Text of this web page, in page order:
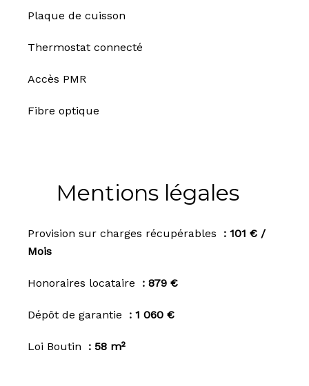
Plaque de cuisson
Thermostat connecté
Accès PMR
Fibre optique
Mentions légales
Provision sur charges récupérables
101 € /
Mois
Honoraires locataire 879 €
Dépôt de garantie 1 060 €
Loi Boutin 58 m²